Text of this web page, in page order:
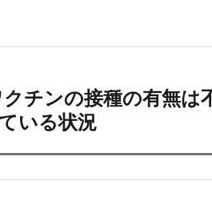
チンの接種の有無は
いる状況